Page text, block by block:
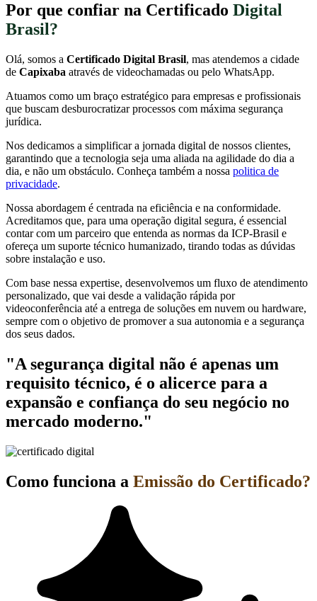
Por que confiar na Certificado Digital
Brasil?
Olá, somos a Certificado Digital Brasil, mas atendemos a cidade
de Capixaba através de videochamadas ou pelo WhatsApp.
Atuamos como um braço estratégico para empresas e profissionais
que buscam desburocratizar processos com máxima segurança
jurídica.
Nos dedicamos a simplificar a jornada digital de nossos clientes,
garantindo que a tecnologia seja uma aliada na agilidade do dia a
dia, e não um obstáculo. Conheça também a nossa politica de
privacidade.
Nossa abordagem é centrada na eficiência e na conformidade.
Acreditamos que, para uma operação digital segura, é essencial
contar com um parceiro que entenda as normas da ICP-Brasil e
ofereça um suporte técnico humanizado, tirando todas as dúvidas
sobre instalação e uso.
Com base nessa expertise, desenvolvemos um fluxo de atendimento
personalizado, que vai desde a validação rápida por
videoconferência até a entrega de soluções em nuvem ou hardware,
sempre com o objetivo de promover a sua autonomia e a segurança
dos seus dados.
"A segurança digital não é apenas um
requisito técnico, é o alicerce para a
expansão e confiança do seu negócio no
mercado moderno."
Como funciona a Emissão do Certificado?